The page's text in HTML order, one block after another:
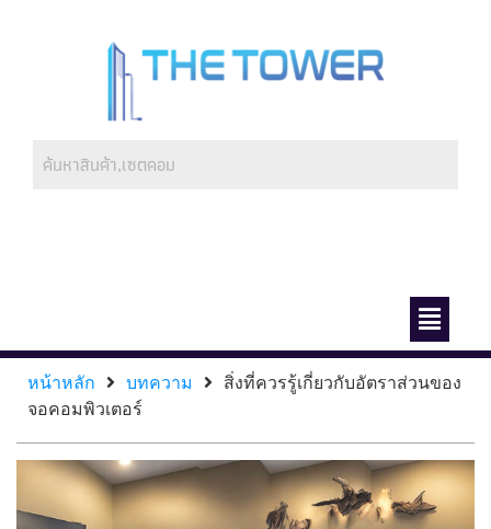
หน้าหลัก บทความ
สิ่งที่ควรรู้เกี่ยวกับอัตราส่วนของ
จอคอมพิวเตอร์